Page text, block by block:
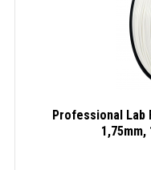
Professional Lab